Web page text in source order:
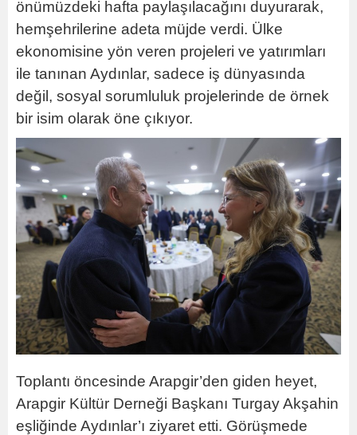
önümüzdeki hafta paylaşılacağını duyurarak,
hemşehrilerine adeta müjde verdi. Ülke
ekonomisine yön veren projeleri ve yatırımları
ile tanınan Aydınlar, sadece iş dünyasında
değil, sosyal sorumluluk projelerinde de örnek
bir isim olarak öne çıkıyor.
Toplantı öncesinde Arapgir’den giden heyet,
Arapgir Kültür Derneği Başkanı Turgay Akşahin
eşliğinde Aydınlar’ı ziyaret etti. Görüşmede